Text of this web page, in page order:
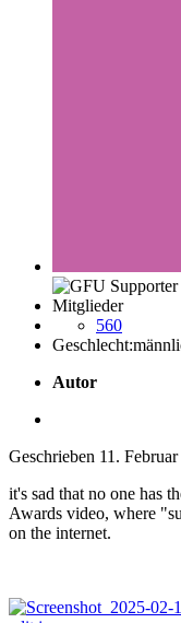
Mitglieder
560
Geschlecht:
Autor
Geschrieben 11.
it's sad that no one has
Awards video, where
on the internet.